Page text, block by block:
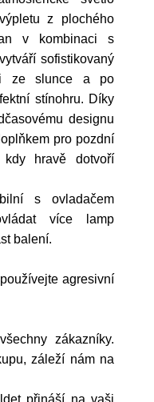
z plochého
v kombinaci s
sofistikovaný
ze slunce a po
stínohru. Díky
designu
pro pozdní
hravě dotvoří
s ovladačem
více lamp
balení.
agresivní
zákazníky.
záleží nám na
přináší na vaši